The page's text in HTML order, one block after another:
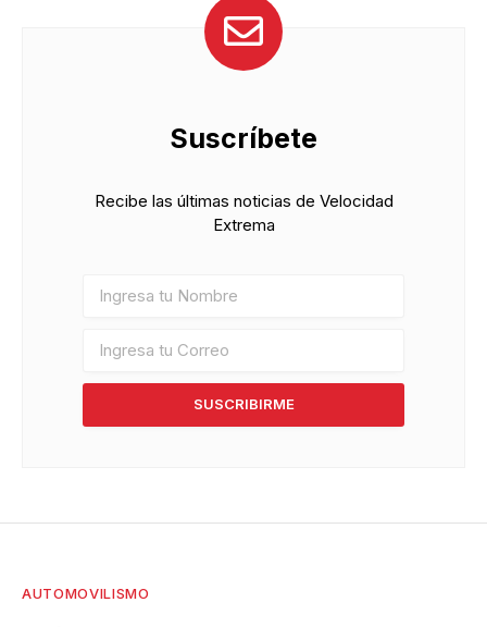
Suscríbete
Recibe las últimas noticias de Velocidad
Extrema
SUSCRIBIRME
AUTOMOVILISMO